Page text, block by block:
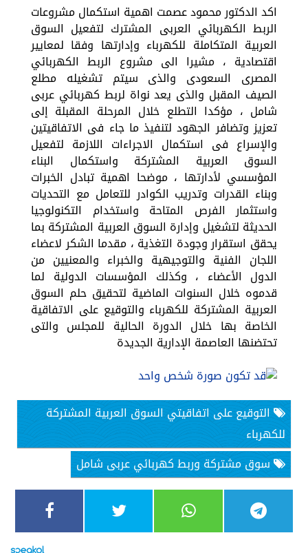
اكد الدكتور محمود عصمت اهمية استكمال مشروعات
الربط الكهربائي العربى المشترك لتفعيل السوق
العربية المتكاملة للكهرباء وإدارتها وفقا لمعايير
اقتصادية ، مشيرا الى مشروع الربط الكهربائي
المصرى السعودى والذى سيتم تشغيله مطلع
الصيف المقبل والذى يعد نواة لربط كهربائي عربى
شامل ، مؤكدا التطلع خلال المرحلة المقبلة إلى
تعزيز وتضافر الجهود لتنفيذ ما جاء فى الاتفاقيتين
والإسراع فى استكمال الاجراءات اللازمة لتفعيل
السوق العربية المشتركة واستكمال البناء
المؤسسي لأدارتها ، موضحا اهمية تبادل الخبرات
وبناء القدرات وتدريب الكوادر للتعامل مع التحديات
واستثمار الفرص المتاحة واستخدام التكنولوجيا
الحديثة لتشغيل وإدارة السوق العربية المشتركة بما
يحقق استقرار وجودة التغذية ، مقدما الشكر لاعضاء
اللجان الفنية والتوجيهية والخبراء والمعنيين من
الدول الأعضاء ، وكذلك المؤسسات الدولية لما
قدموه خلال السنوات الماضية لتحقيق حلم السوق
العربية المشتركة للكهرباء والتوقيع على الاتفاقية
الخاصة بها خلال الدورة الحالية للمجلس والتى
تحتضنها العاصمة الإدارية الجديدة
التوقيع على اتفاقيتي السوق العربية المشتركة
للكهرباء
سوق مشتركة وربط كهربائي عربى شامل